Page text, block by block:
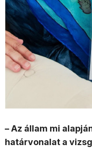
– Az állam mi
határvonalat a